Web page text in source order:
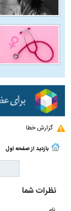
گزارش خطا
بازدید از صفحه اول
نظرات شما